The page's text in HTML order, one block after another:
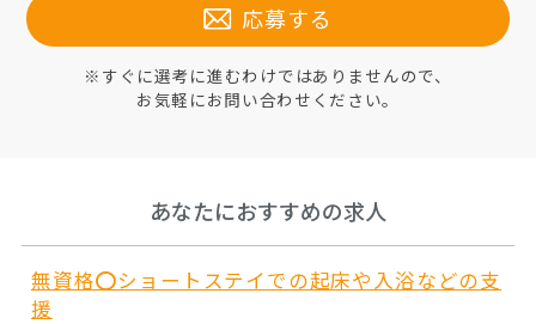
応募する
※すぐに選考に進むわけではありませんので、
お気軽にお問い合わせください。
あなたにおすすめの求人
無資格⭕ショートステイでの起床や入浴などの支
援